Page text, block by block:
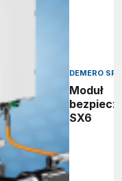
DEMERO
Moduł
SX6